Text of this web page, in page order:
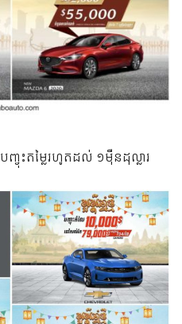
បញ្ចុះតម្លៃរហូតដល់ ១ម៉ឺនដុល្លារ